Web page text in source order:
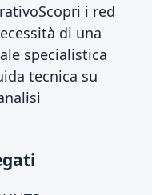
Scopri i red
di una
specialistica
tecnica su